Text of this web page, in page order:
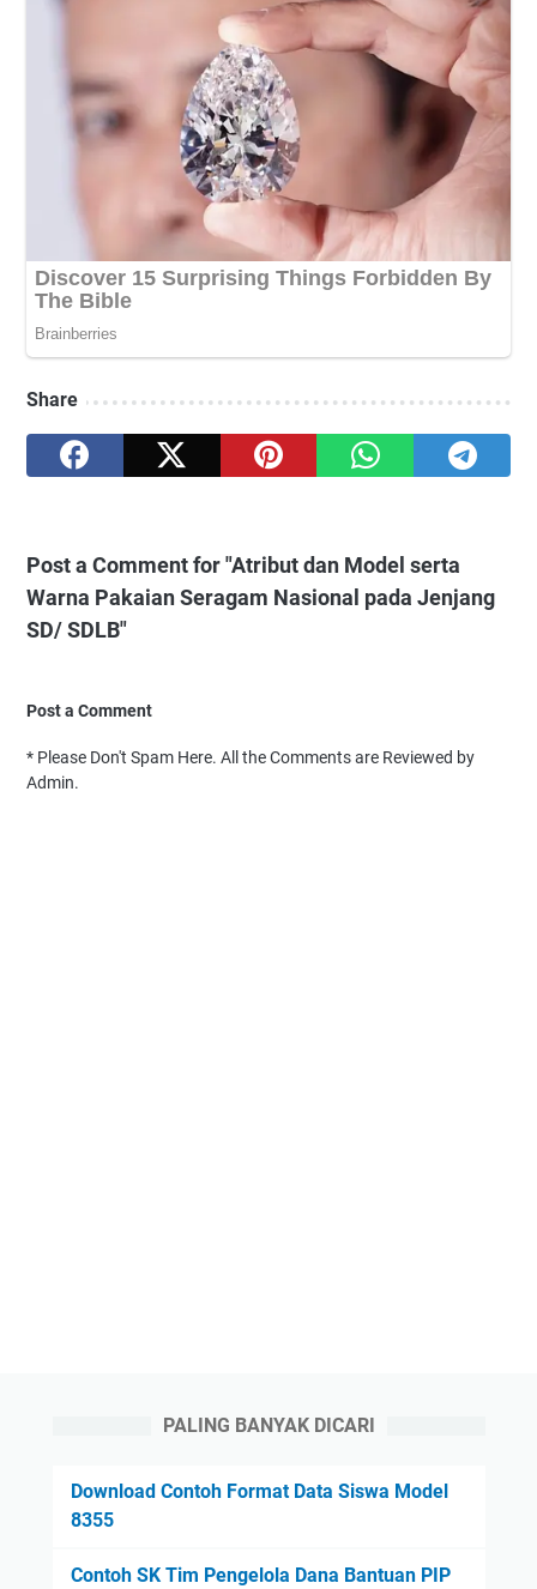
Share
Post a Comment for "Atribut dan Model serta
Warna Pakaian Seragam Nasional pada Jenjang
SD/ SDLB"
Post a Comment
* Please Don't Spam Here. All the Comments are Reviewed by
Admin.
PALING BANYAK DICARI
Download Contoh Format Data Siswa Model
8355
Contoh SK Tim Pengelola Dana Bantuan PIP